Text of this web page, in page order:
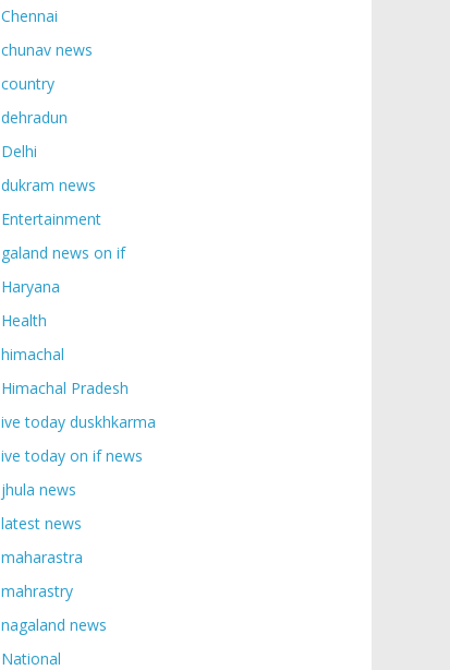
Chennai
chunav news
country
dehradun
Delhi
dukram news
Entertainment
galand news on if
Haryana
Health
himachal
Himachal Pradesh
ive today duskhkarma
ive today on if news
jhula news
latest news
maharastra
mahrastry
nagaland news
National